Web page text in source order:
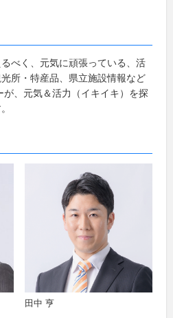
べく、元気に頑張っている、活
所・特産品、県立施設情報など
、元気＆活力（イキイキ）を探
田中 亨